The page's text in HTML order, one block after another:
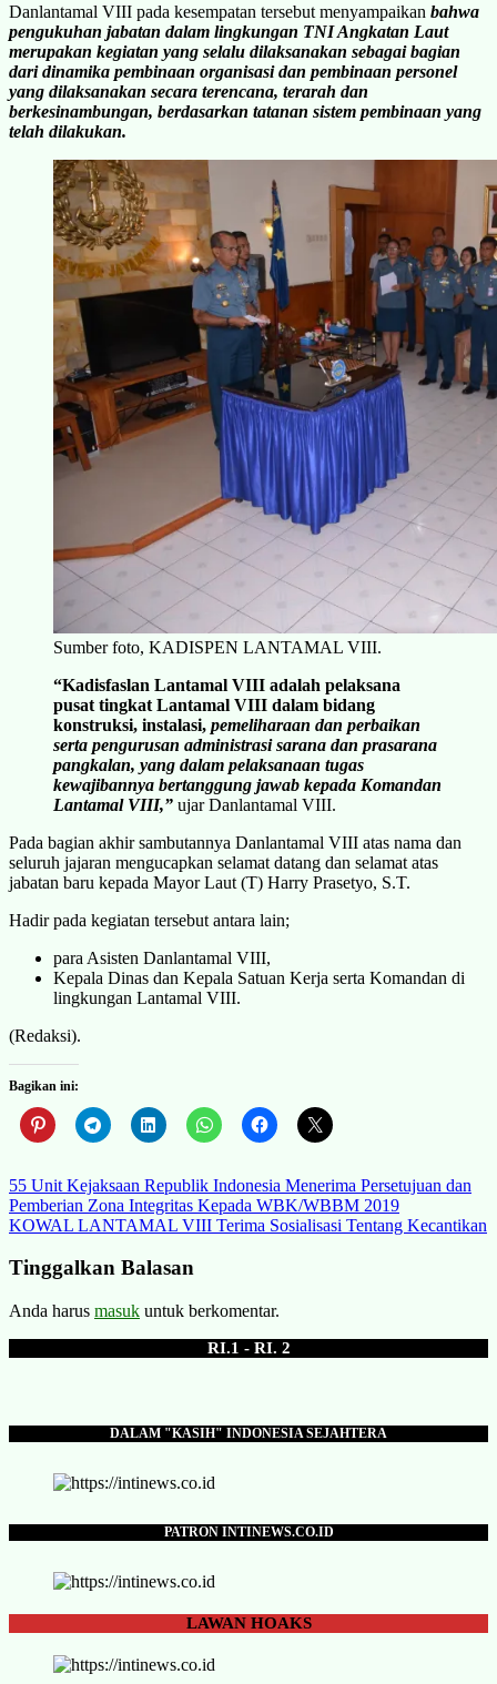
Danlantamal VIII pada kesempatan tersebut menyampaikan bahwa
pengukuhan jabatan dalam lingkungan TNI Angkatan Laut
merupakan kegiatan yang selalu dilaksanakan sebagai bagian
dari dinamika pembinaan organisasi dan pembinaan personel
yang dilaksanakan secara terencana, terarah dan
berkesinambungan, berdasarkan tatanan sistem pembinaan yang
telah dilakukan.
Sumber foto, KADISPEN LANTAMAL VIII.
“Kadisfaslan Lantamal VIII adalah pelaksana
pusat tingkat Lantamal VIII dalam bidang
konstruksi, instalasi, pemeliharaan dan perbaikan
serta pengurusan administrasi sarana dan prasarana
pangkalan, yang dalam pelaksanaan tugas
kewajibannya bertanggung jawab kepada Komandan
Lantamal VIII,” ujar Danlantamal VIII.
Pada bagian akhir sambutannya Danlantamal VIII atas nama dan
seluruh jajaran mengucapkan selamat datang dan selamat atas
jabatan baru kepada Mayor Laut (T) Harry Prasetyo, S.T.
Hadir pada kegiatan tersebut antara lain;
para Asisten Danlantamal VIII,
Kepala Dinas dan Kepala Satuan Kerja serta Komandan di
lingkungan Lantamal VIII.
(Redaksi).
Bagikan ini:
Navigasi
pos
55 Unit Kejaksaan Republik Indonesia Menerima Persetujuan dan
Pemberian Zona Integritas Kepada WBK/WBBM 2019
KOWAL LANTAMAL VIII Terima Sosialisasi Tentang Kecantikan
Tinggalkan Balasan
Anda harus masuk untuk berkomentar.
RI.1 - RI. 2
DALAM "KASIH" INDONESIA SEJAHTERA
PATRON INTINEWS.CO.ID
LAWANHOAKS